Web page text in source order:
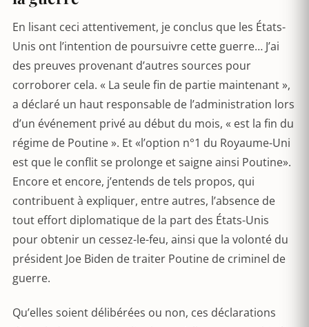
En lisant ceci attentivement, je conclus que les États-
Unis ont l’intention de poursuivre cette guerre… J’ai
des preuves provenant d’autres sources pour
corroborer cela. « La seule fin de partie maintenant »,
a déclaré un haut responsable de l’administration lors
d’un événement privé au début du mois, « est la fin du
régime de Poutine ». Et «l’option n°1 du Royaume-Uni
est que le conflit se prolonge et saigne ainsi Poutine».
Encore et encore, j’entends de tels propos, qui
contribuent à expliquer, entre autres, l’absence de
tout effort diplomatique de la part des États-Unis
pour obtenir un cessez-le-feu, ainsi que la volonté du
président Joe Biden de traiter Poutine de criminel de
guerre.
Qu’elles soient délibérées ou non, ces déclarations